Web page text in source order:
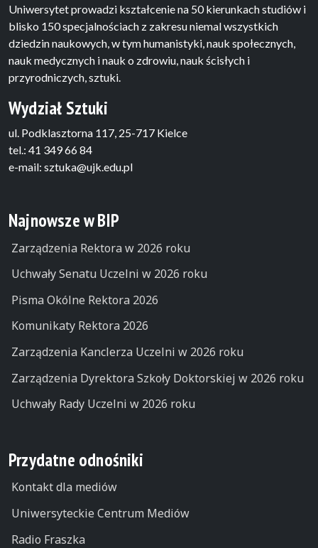
Uniwersytet prowadzi kształcenie na 50 kierunkach studiów i
blisko 150 specjalnościach z zakresu niemal wszystkich
dziedzin naukowych, w tym humanistyki, nauk społecznych,
nauk medycznych i nauk o zdrowiu, nauk ścisłych i
przyrodniczych, sztuki.
Wydział Sztuki
ul. Podklasztorna 117, 25-717 Kielce
tel.: 41 349 66 84
e-mail: sztuka@ujk.edu.pl
Najnowsze w BIP
Zarządzenia Rektora w 2026 roku
Uchwały Senatu Uczelni w 2026 roku
Pisma Okólne Rektora 2026
Komunikaty Rektora 2026
Zarządzenia Kanclerza Uczelni w 2026 roku
Zarządzenia Dyrektora Szkoły Doktorskiej w 2026 roku
Uchwały Rady Uczelni w 2026 roku
Przydatne odnośniki
Kontakt dla mediów
Uniwersyteckie Centrum Mediów
Radio Fraszka